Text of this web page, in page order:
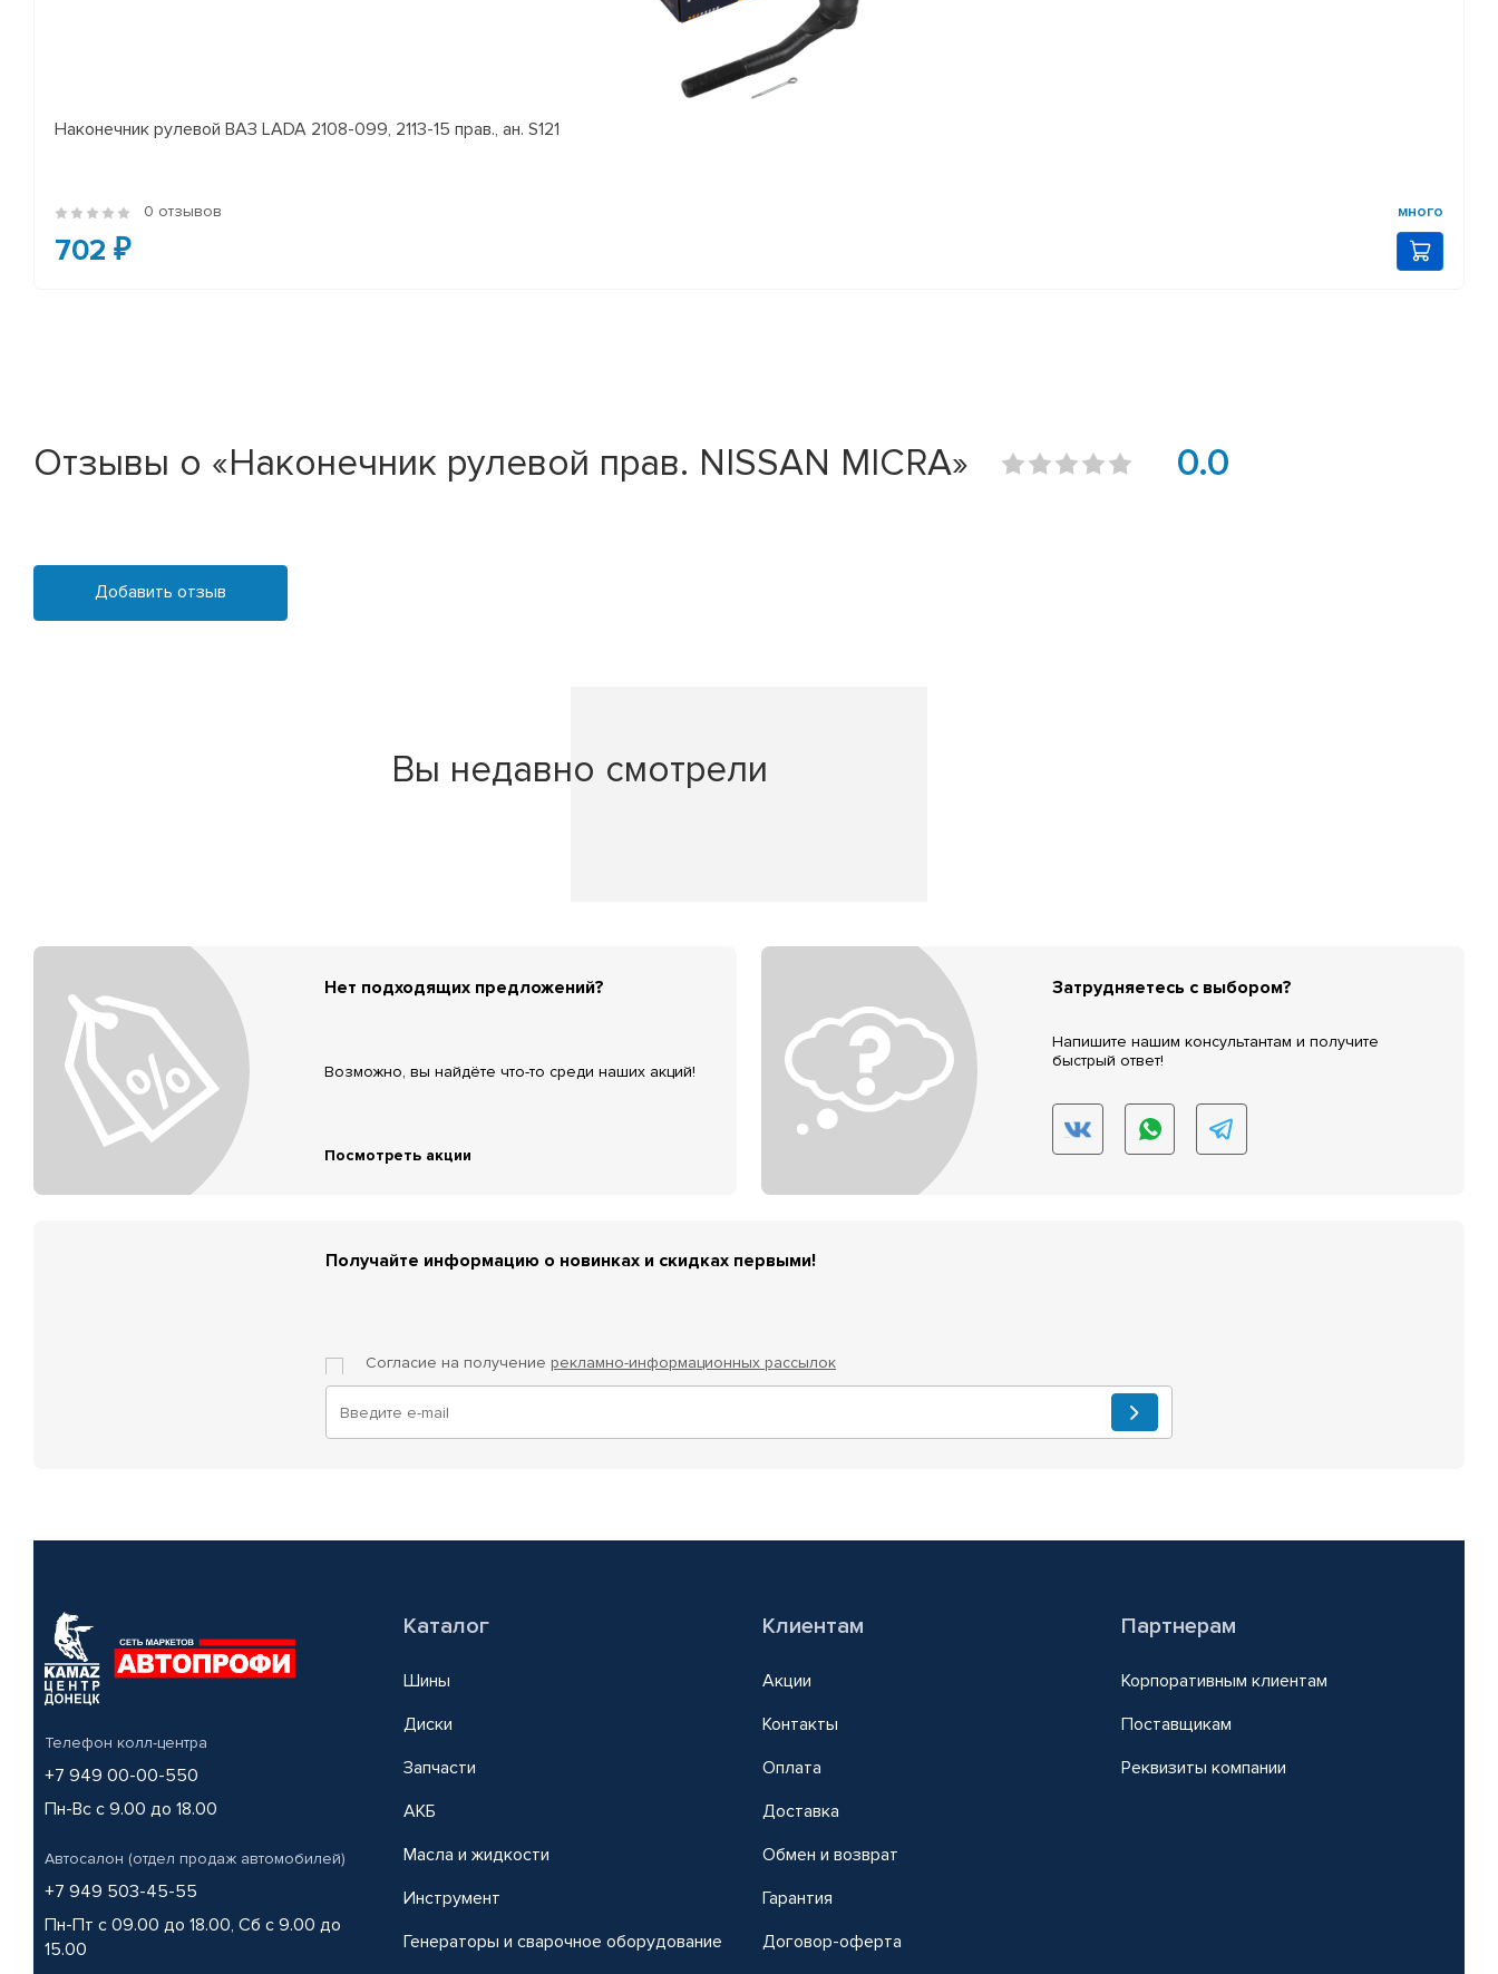
Наконечник рулевой ВАЗ LADA 2108-099, 2113-15 прав., ан. S121
0 отзывов много
702 ₽
Отзывы о «Наконечник рулевой прав. NISSAN MICRA» 0.0
Добавить отзыв
Вы недавно смотрели
Нет подходящих предложений?
Возможно, вы найдёте что-то среди наших акций!
Посмотреть акции
Затрудняетесь с выбором?
Напишите нашим консультантам и получите
быстрый ответ!
Получайте информацию о новинках и скидках первыми!
Согласие на получение рекламно-информационных рассылок
Телефон колл-центра
+7 949 00-00-550
Пн-Вс с 9.00 до 18.00
Автосалон (отдел продаж автомобилей)
+7 949 503-45-55
Пн-Пт с 09.00 до 18.00, Сб с 9.00 до
15.00
Каталог
Шины
Диски
Запчасти
АКБ
Масла и жидкости
Инструмент
Генераторы и сварочное оборудование
Клиентам
Акции
Контакты
Оплата
Доставка
Обмен и возврат
Гарантия
Договор-оферта
Партнерам
Корпоративным клиентам
Поставщикам
Реквизиты компании